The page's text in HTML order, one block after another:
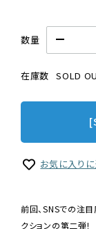
数量
在庫数 SOLD
お気に入り
前回、SNSでの注
クションの第二弾!